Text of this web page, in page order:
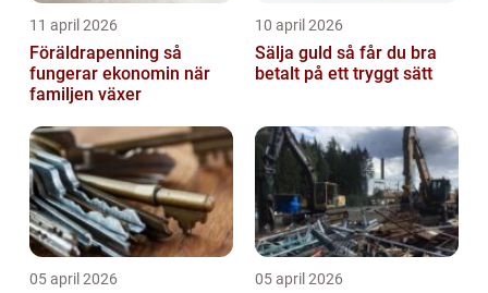
11 april 2026
Föräldrapenning så
fungerar ekonomin när
familjen växer
10 april 2026
Sälja guld så får du bra
betalt på ett tryggt sätt
05 april 2026 05 april 2026